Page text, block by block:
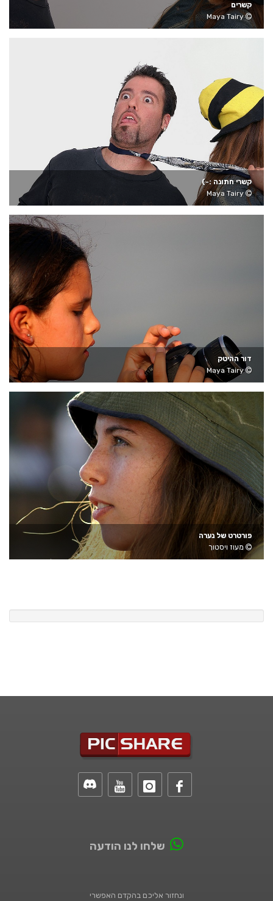
קשרים
Maya Tairy
קשרי חתונה :-)
Maya Tairy
דור ההיטק
Maya Tairy
פורטרט של נערה
מעוז ויסטוך
שלחו לנו הודעה
ונחזור אליכם בהקדם האפשרי